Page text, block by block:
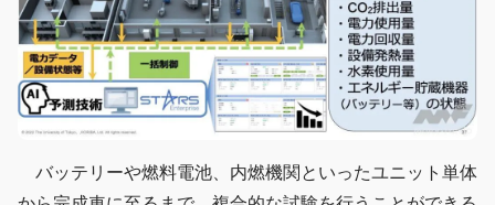
バッテリーや燃料電池、内燃機関といったユニット単体